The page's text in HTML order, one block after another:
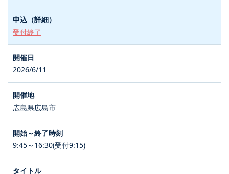
受付終了
2026/6/11
広島県広島市
9:45～16:30(受付9:15)